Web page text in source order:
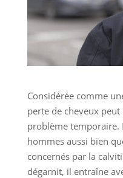
Considérée comme
perte de cheveux peut
problème temporaire.
hommes aussi bien
concernés par la
dégarnit, il entraîne